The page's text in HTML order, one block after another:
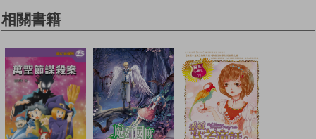
相關書籍